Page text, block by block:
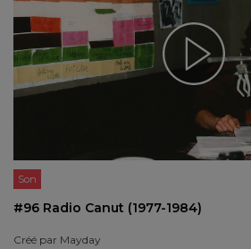
Son
#96 Radio Canut (1977-1984)
Créé par Mayday